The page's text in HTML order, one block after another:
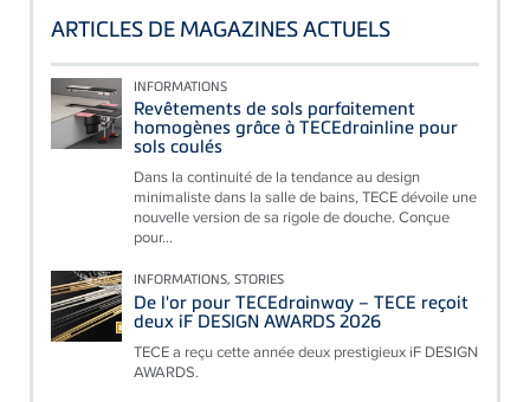
ARTICLES DE MAGAZINES ACTUELS
INFORMATIONS
Revêtements de sols parfaitement
homogènes grâce à TECEdrainline pour
sols coulés
Dans la continuité de la tendance au design
minimaliste dans la salle de bains, TECE dévoile une
nouvelle version de sa rigole de douche. Conçue
pour...
INFORMATIONS, STORIES
De l'or pour TECEdrainway – TECE reçoit
deux iF DESIGN AWARDS 2026
TECE a reçu cette année deux prestigieux iF DESIGN
AWARDS.